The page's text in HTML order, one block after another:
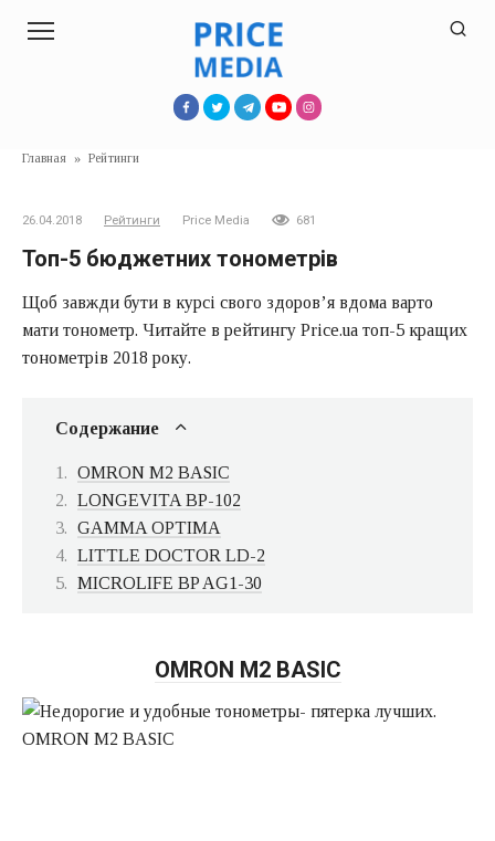
Главная » Рейтинги
26.04.2018 Рейтинги Price Media 681
Топ-5 бюджетних тонометрів
Щоб завжди бути в курсі свого здоров’я вдома варто
мати тонометр. Читайте в рейтингу Price.ua топ-5 кращих
тонометрів 2018 року.
Содержание
OMRON M2 BASIC
LONGEVITA BP-102
GAMMA OPTIMA
LITTLE DOCTOR LD-2
MICROLIFE BP AG1-30
OMRON M2 BASIC